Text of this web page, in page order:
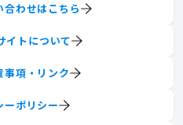
わせはこちら
イトについて
事項・リンク
ーポリシー